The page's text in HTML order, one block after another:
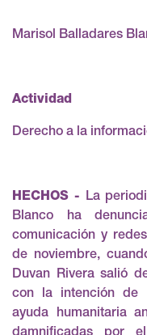
Marisol Balladares
Actividad
Derecho a la
HECHOS - La
Blanco ha
comunicación y
de noviembre,
Duvan Rivera salió
con la intención de
ayuda humanitaria